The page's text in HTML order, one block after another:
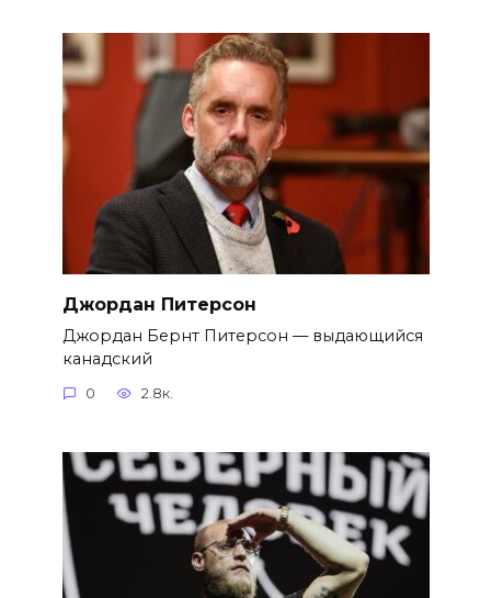
Джордан Питерсон
Джордан Бернт Питерсон — выдающийся
канадский
0 2.8к.